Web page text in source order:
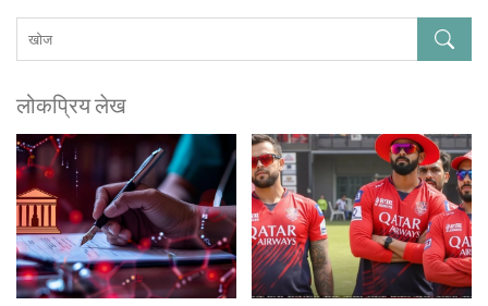
लोकप्रिय लेख